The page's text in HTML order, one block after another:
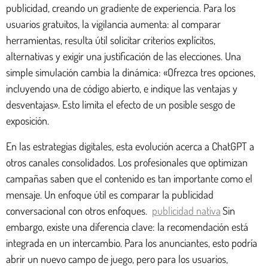
publicidad, creando un gradiente de experiencia. Para los
usuarios gratuitos, la vigilancia aumenta: al comparar
herramientas, resulta útil solicitar criterios explícitos,
alternativas y exigir una justificación de las elecciones. Una
simple simulación cambia la dinámica: «Ofrezca tres opciones,
incluyendo una de código abierto, e indique las ventajas y
desventajas». Esto limita el efecto de un posible sesgo de
exposición.
En las estrategias digitales, esta evolución acerca a ChatGPT a
otros canales consolidados. Los profesionales que optimizan
campañas saben que el contenido es tan importante como el
mensaje. Un enfoque útil es comparar la publicidad
conversacional con otros enfoques. publicidad nativaSin
embargo, existe una diferencia clave: la recomendación está
integrada en un intercambio. Para los anunciantes, esto podría
abrir un nuevo campo de juego, pero para los usuarios,